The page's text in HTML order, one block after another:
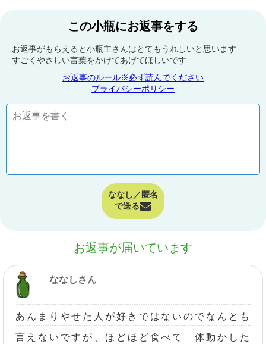
この小瓶にお返事をする
お返事がもらえると小瓶主さんはとてもうれしいと思います
すごくやさしい言葉をかけてあげてほしいです
お返事のルール※必ず読んでください
プライバシーポリシー
ななし／匿名
で送る
お返事が届いています
ななしさん
あんまりやせた人が好きではないのでなんとも
言えないですが、ほどほど食べて 体動かした